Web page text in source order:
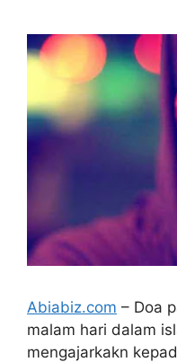
Abiabiz.com – Doa
malam hari dalam
mengajarkakn